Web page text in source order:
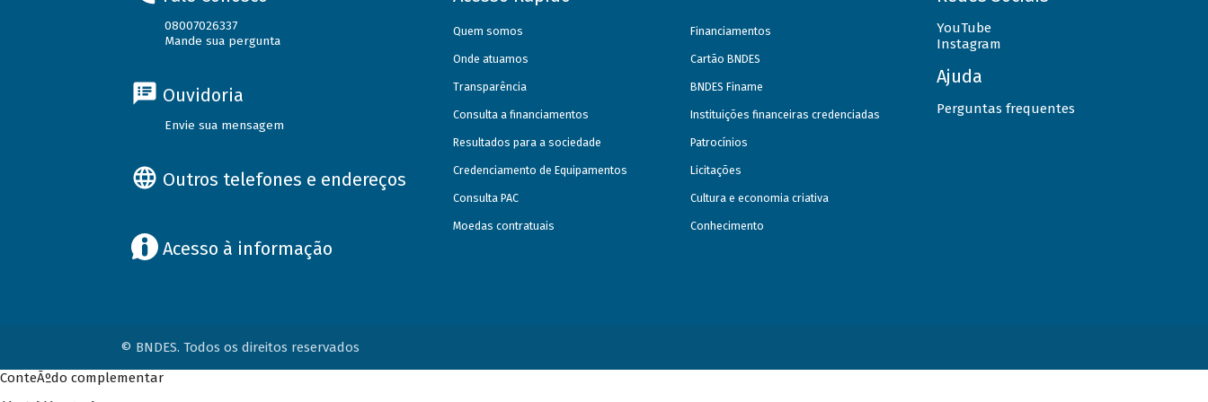
08007026337
Mande sua pergunta
Ouvidoria
Envie sua mensagem
Outros telefones e endereços
Acesso à informação
Quem somos
Onde atuamos
Transparência
Consulta a financiamentos
Resultados para a sociedade
Credenciamento de Equipamentos
Consulta PAC
Moedas contratuais
Financiamentos
Cartão BNDES
BNDES Finame
Instituições financeiras credenciadas
Patrocínios
Licitações
Cultura e economia criativa
Conhecimento
YouTube
Instagram
Ajuda
Perguntas frequentes
© BNDES. Todos os direitos reservados
ConteÃºdo complementar